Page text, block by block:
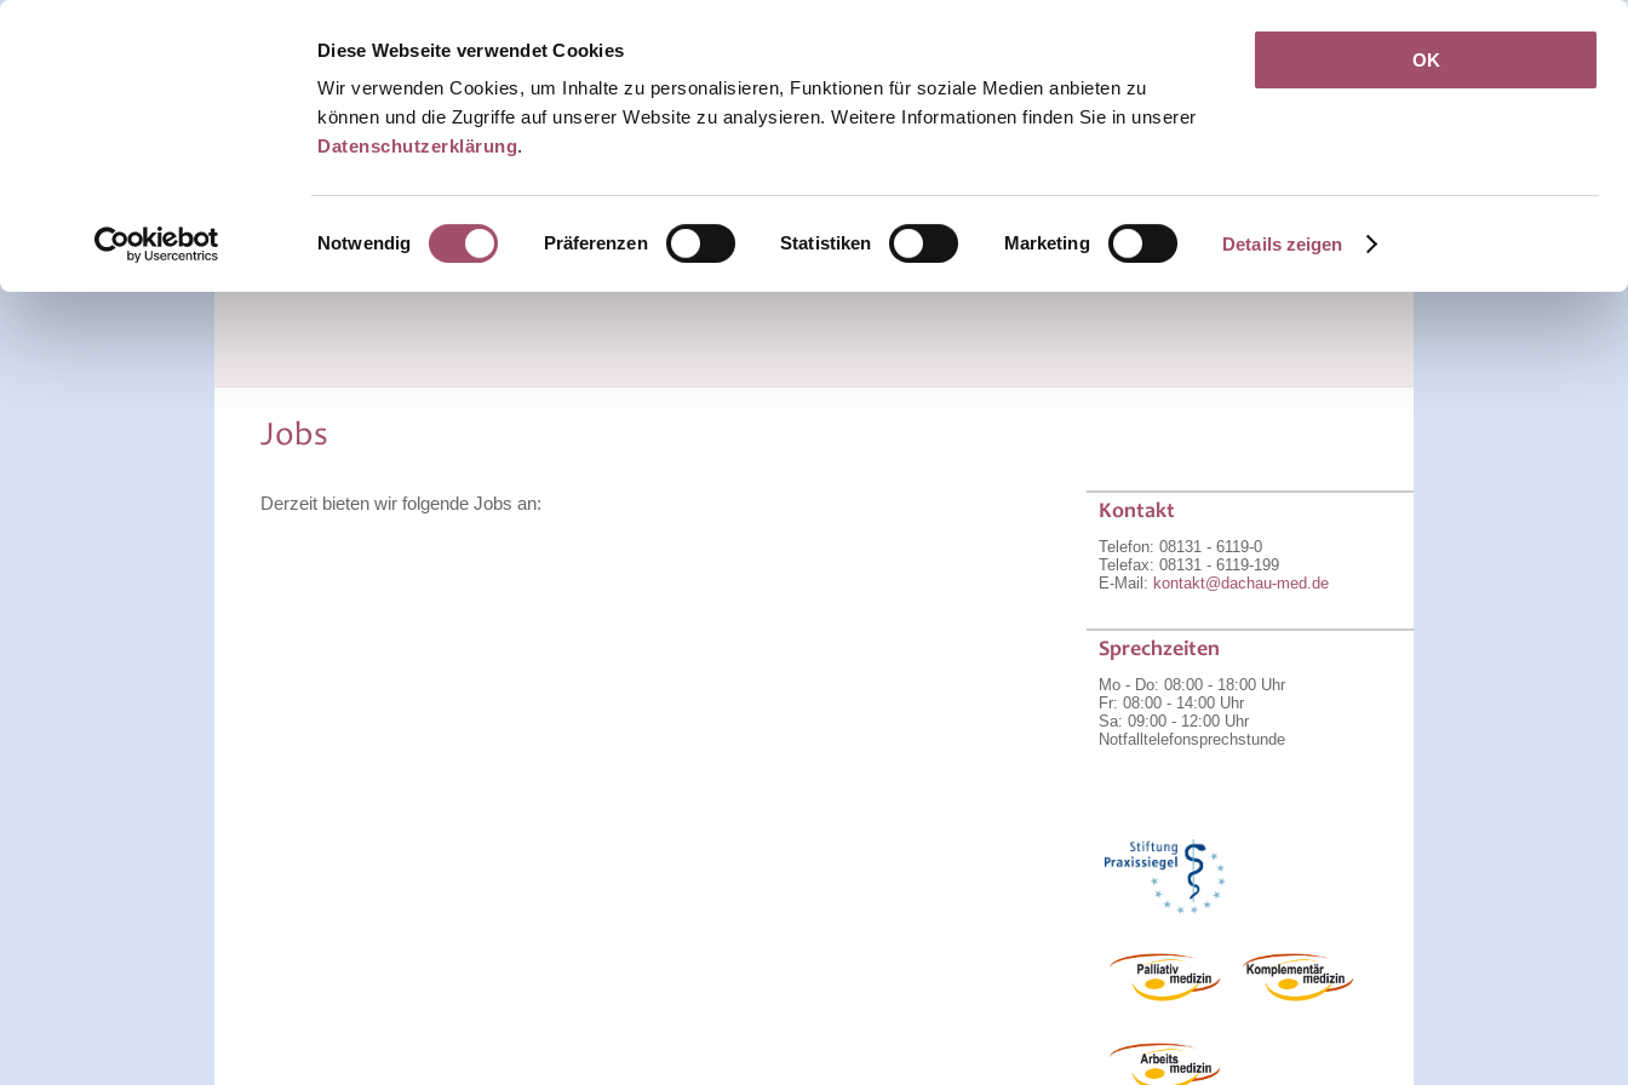
Diese Webseite verwendet Cookies
Wir verwenden Cookies, um Inhalte zu personalisieren, Funktionen für soziale Medien anbieten zu
können und die Zugriffe auf unserer Website zu analysieren. Weitere Informationen finden Sie in unserer
Datenschutzerklärung.
Einwilligungsauswahl
Notwendig Präferenzen Statistiken Marketing Details zeigen
OK
Jobs
Derzeit bieten wir folgende Jobs an: Kontakt
Telefon: 08131 - 6119-0
Telefax: 08131 - 6119-199
E-Mail: kontakt@dachau-med.de
Sprechzeiten
Mo - Do: 08:00 - 18:00 Uhr
Fr: 08:00 - 14:00 Uhr
Sa: 09:00 - 12:00 Uhr
Notfalltelefonsprechstunde